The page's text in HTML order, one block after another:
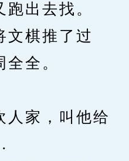
出去找。
棋推了过
全。
家，叫他给